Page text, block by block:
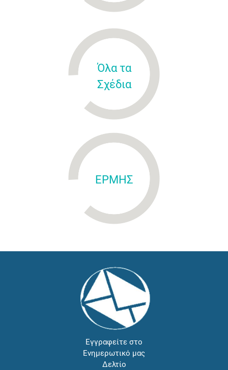
Όλα τα
Σχέδια
ΕΡΜΗΣ
Εγγραφείτε στο
Ενημερωτικό μας
Δελτίο